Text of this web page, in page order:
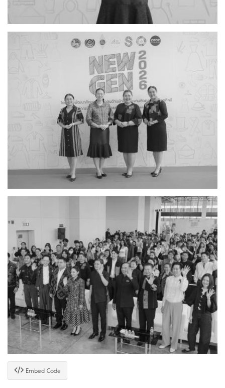
Embed Code